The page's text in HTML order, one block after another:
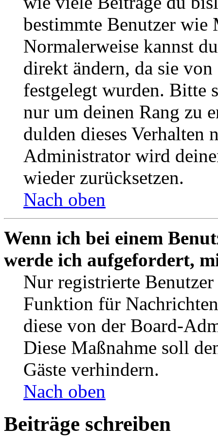
bestimmte Benutzer wie
Normalerweise kannst
direkt ändern, da sie
festgelegt wurden. Bitte
nur um deinen Rang zu
dulden dieses Verhalten
Administrator wird
wieder zurücksetzen.
Nach oben
Wenn ich bei einem
werde ich aufgefordert,
Nur registrierte
Funktion für
diese von der Board-
Diese Maßnahme soll
Gäste verhindern.
Nach oben
Beiträge schreiben